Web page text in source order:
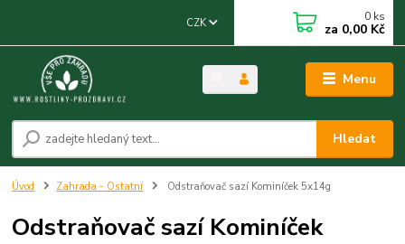
Menu
CZK
Hledat
0 ks
za 0,00 Kč
Úvod Zahrada - Ostatní Odstraňovač sazí Kominíček 5x14g
Odstraňovač sazí Kominíček